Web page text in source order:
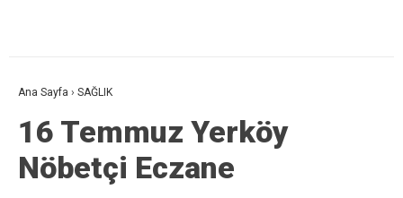
Ana Sayfa › SAĞLIK
16 Temmuz Yerköy
Nöbetçi Eczane